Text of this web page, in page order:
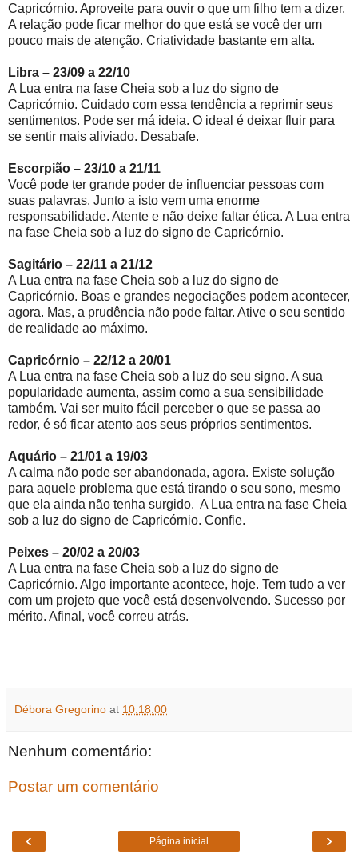
Capricórnio. Aproveite para ouvir o que um filho tem a dizer.
A relação pode ficar melhor do que está se você der um
pouco mais de atenção. Criatividade bastante em alta.
Libra – 23/09 a 22/10
A Lua entra na fase Cheia sob a luz do signo de
Capricórnio. Cuidado com essa tendência a reprimir seus
sentimentos. Pode ser má ideia. O ideal é deixar fluir para
se sentir mais aliviado. Desabafe.
Escorpião – 23/10 a 21/11
Você pode ter grande poder de influenciar pessoas com
suas palavras. Junto a isto vem uma enorme
responsabilidade. Atente e não deixe faltar ética. A Lua entra
na fase Cheia sob a luz do signo de Capricórnio.
Sagitário – 22/11 a 21/12
A Lua entra na fase Cheia sob a luz do signo de
Capricórnio. Boas e grandes negociações podem acontecer,
agora. Mas, a prudência não pode faltar. Ative o seu sentido
de realidade ao máximo.
Capricórnio – 22/12 a 20/01
A Lua entra na fase Cheia sob a luz do seu signo. A sua
popularidade aumenta, assim como a sua sensibilidade
também. Vai ser muito fácil perceber o que se passa ao
redor, é só ficar atento aos seus próprios sentimentos.
Aquário – 21/01 a 19/03
A calma não pode ser abandonada, agora. Existe solução
para aquele problema que está tirando o seu sono, mesmo
que ela ainda não tenha surgido. A Lua entra na fase Cheia
sob a luz do signo de Capricórnio. Confie.
Peixes – 20/02 a 20/03
A Lua entra na fase Cheia sob a luz do signo de
Capricórnio. Algo importante acontece, hoje. Tem tudo a ver
com um projeto que você está desenvolvendo. Sucesso por
mérito. Afinal, você correu atrás.
Débora Gregorino at 10:18:00
Nenhum comentário:
Postar um comentário
‹ ›
Página inicial